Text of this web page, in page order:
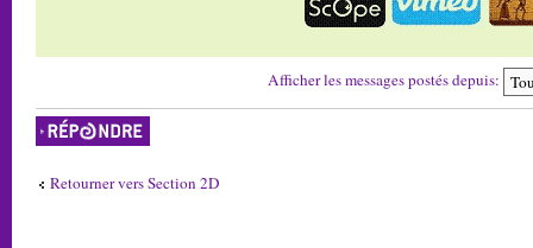
Afficher les messages postés depuis:
Répondre
Retourner vers Section 2D